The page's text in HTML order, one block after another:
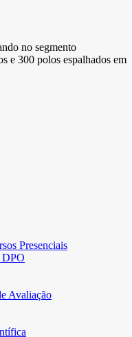
no segmento
e 300 polos espalhados em
Presenciais
DPO
Avaliação